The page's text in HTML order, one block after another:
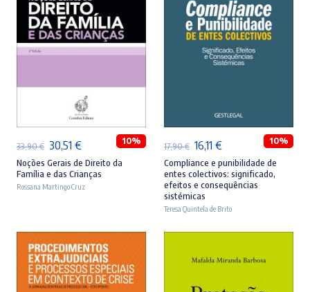
ADICIONAR
33,90€ O
preço
original
30,51 €O
preço
atual
10%
Noções Gerais de Direito da
Família e das Crianças
Rossana Martingo Cruz
17,90€ O
preço
original
era:
16,11 €O
preço
atual
10%
Compliance e punibilidade de
entes colectivos: significado,
efeitos e consequências
sistémicas
Teresa Quintela de Brito